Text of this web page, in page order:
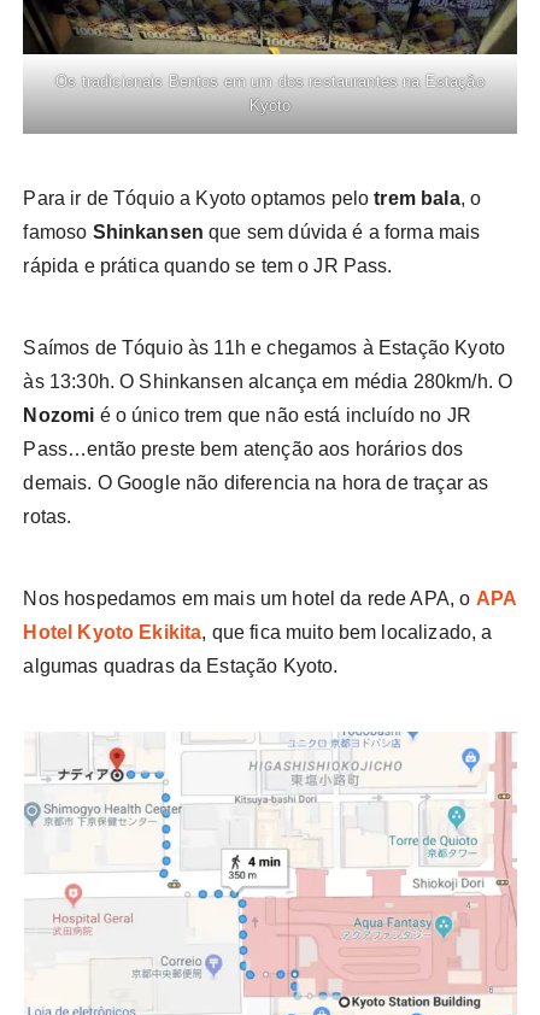
Os tradicionais Bentos em um dos restaurantes na Estação
Kyoto
Para ir de Tóquio a Kyoto optamos pelotrem bala, o
famoso Shinkansen que sem dúvida é a forma mais
rápida e prática quando se tem o JR Pass.
Saímos de Tóquio às 11h e chegamos à Estação Kyoto
às 13:30h. O Shinkansen alcança em média 280km/h. O
Nozomi é o único trem que não está incluído no JR
Pass…então preste bem atenção aos horários dos
demais. O Google não diferencia na hora de traçar as
rotas.
Nos hospedamos em mais um hotel da rede APA, o APA
Hotel Kyoto Ekikita, que fica muito bem localizado, a
algumas quadras da Estação Kyoto.